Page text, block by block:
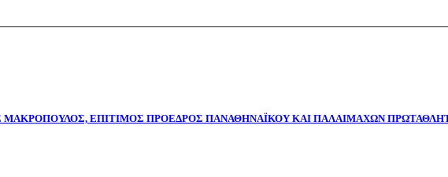
ΜΑΚΡΟΠΟΥΛΟΣ, ΕΠΙΤΙΜΟΣ ΠΡΟΕΔΡΟΣ ΠΑΝΑΘΗΝΑΪΚΟΥ ΚΑΙ ΠΑΛΑΙΜΑΧΩΝ